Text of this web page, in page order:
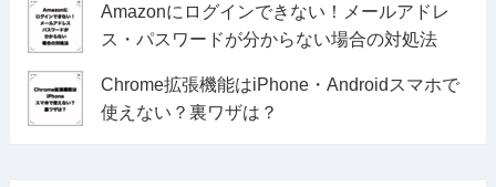
Amazonにログインできない！メールアドレ
ス・パスワードが分からない場合の対処法
Chrome拡張機能はiPhone・Androidスマホで
使えない？裏ワザは？